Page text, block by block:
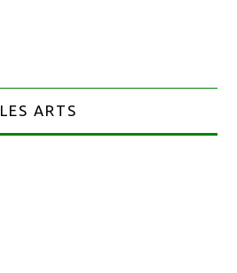
LES ARTS